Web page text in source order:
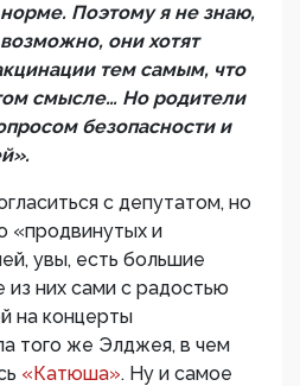
Поэтому я не знаю,
они хотят
тем самым, что
смысле… Но родители
безопасности и
».
с депутатом, но
«продвинутых и
увы, есть большие
из них сами с радостью
на концерты
того же Элджея, в чем
«Катюша». Ну и самое